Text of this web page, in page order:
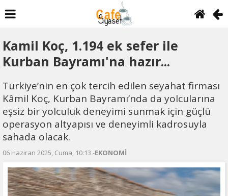
Kamil Koç, 1.194 ek sefer ile
Kurban Bayramı'na hazır...
Türkiye’nin en çok tercih edilen seyahat firması
Kâmil Koç, Kurban Bayramı’nda da yolcularına
eşsiz bir yolculuk deneyimi sunmak için güçlü
operasyon altyapısı ve deneyimli kadrosuyla
sahada olacak.
06 Haziran 2025, Cuma, 10:13 -EKONOMİ